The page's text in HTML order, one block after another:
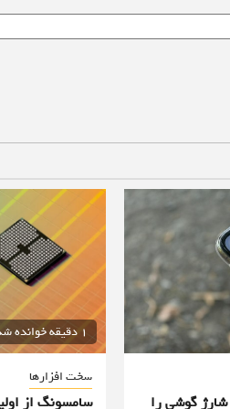
شارژ گوشی را
1 دقیقه خوانده شده
سخت افزارها
سامسونگ از